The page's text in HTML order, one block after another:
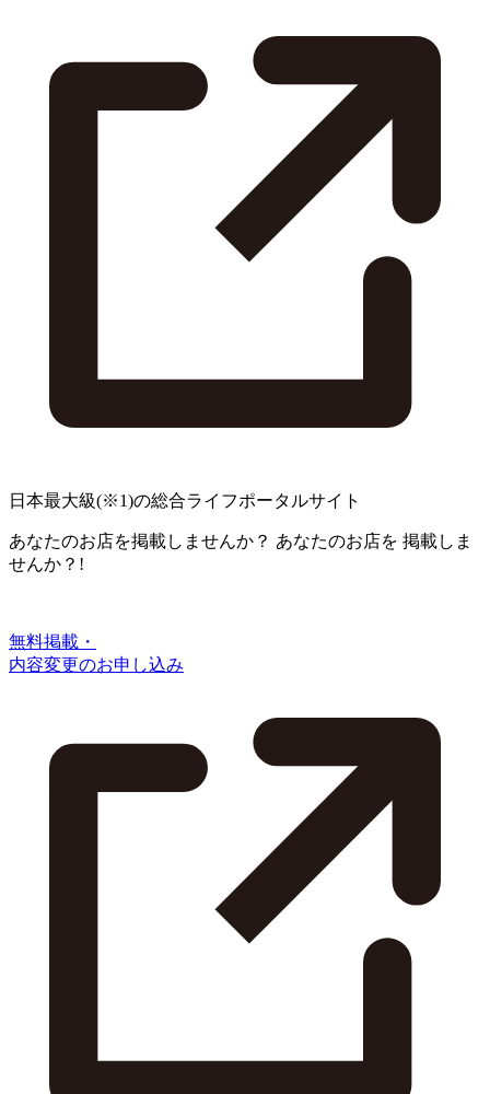
日本最大級(※1)の総合ライフポータルサイト
あなたのお店を掲載しませんか？ あなたのお店を 掲載しま
せんか？!
無料掲載・
内容変更のお申し込み